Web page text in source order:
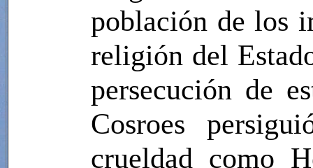
población de los
religión del
persecución de
Cosroes
crueldad como